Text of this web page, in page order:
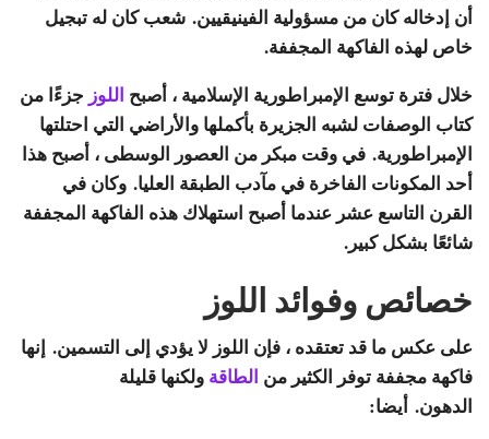
أن إدخاله كان من مسؤولية الفينيقيين. شعب كان له تبجيل
خاص لهذه الفاكهة المجففة.
خلال فترة توسع الإمبراطورية الإسلامية ، أصبح اللوز جزءًا من
كتاب الوصفات لشبه الجزيرة بأكملها والأراضي التي احتلتها
الإمبراطورية. في وقت مبكر من العصور الوسطى ، أصبح هذا
أحد المكونات الفاخرة في مآدب الطبقة العليا. وكان في
القرن التاسع عشر عندما أصبح استهلاك هذه الفاكهة المجففة
شائعًا بشكل كبير.
خصائص وفوائد اللوز
على عكس ما قد تعتقده ، فإن اللوز لا يؤدي إلى التسمين. إنها
فاكهة مجففة توفر الكثير من الطاقة ولكنها قليلة
الدهون. أيضا: